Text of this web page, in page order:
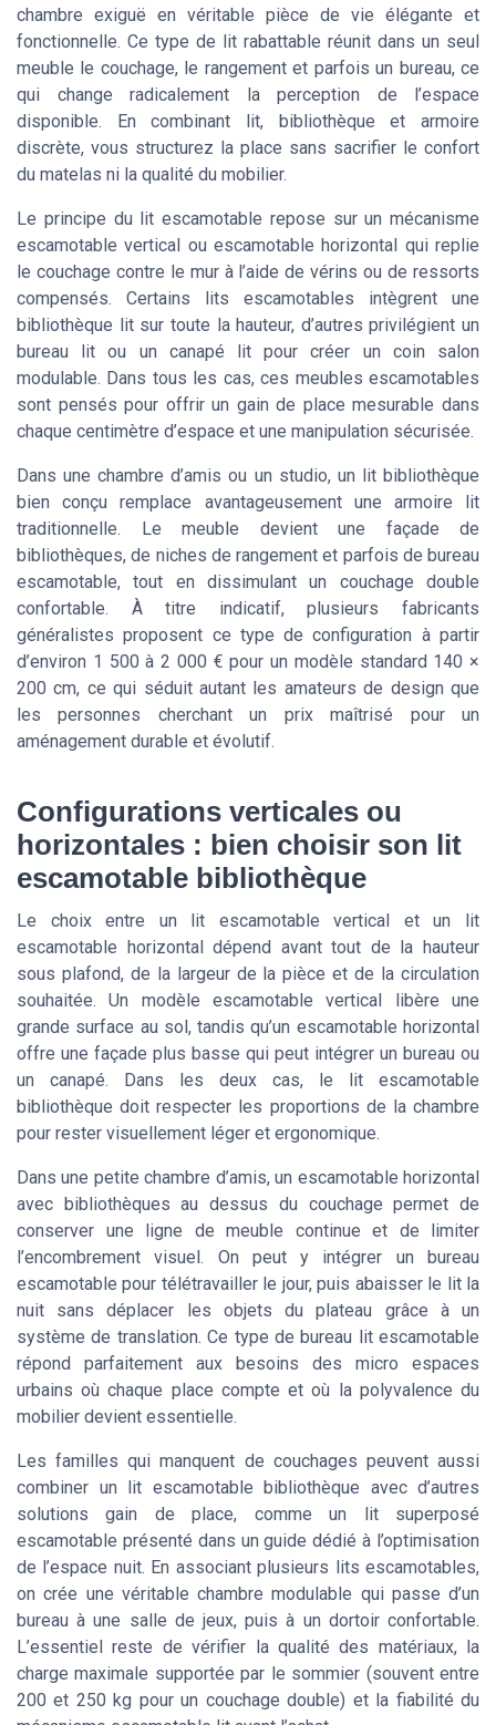
chambre exiguë en véritable pièce de vie élégante et
fonctionnelle. Ce type de lit rabattable réunit dans un seul
meuble le couchage, le rangement et parfois un bureau, ce
qui change radicalement la perception de l’espace
disponible. En combinant lit, bibliothèque et armoire
discrète, vous structurez la place sans sacrifier le confort
du matelas ni la qualité du mobilier.
Le principe du lit escamotable repose sur un mécanisme
escamotable vertical ou escamotable horizontal qui replie
le couchage contre le mur à l’aide de vérins ou de ressorts
compensés. Certains lits escamotables intègrent une
bibliothèque lit sur toute la hauteur, d’autres privilégient un
bureau lit ou un canapé lit pour créer un coin salon
modulable. Dans tous les cas, ces meubles escamotables
sont pensés pour offrir un gain de place mesurable dans
chaque centimètre d’espace et une manipulation sécurisée.
Dans une chambre d’amis ou un studio, un lit bibliothèque
bien conçu remplace avantageusement une armoire lit
traditionnelle. Le meuble devient une façade de
bibliothèques, de niches de rangement et parfois de bureau
escamotable, tout en dissimulant un couchage double
confortable. À titre indicatif, plusieurs fabricants
généralistes proposent ce type de configuration à partir
d’environ 1 500 à 2 000 € pour un modèle standard 140 ×
200 cm, ce qui séduit autant les amateurs de design que
les personnes cherchant un prix maîtrisé pour un
aménagement durable et évolutif.
Configurations verticales ou
horizontales : bien choisir son lit
escamotable bibliothèque
Le choix entre un lit escamotable vertical et un lit
escamotable horizontal dépend avant tout de la hauteur
sous plafond, de la largeur de la pièce et de la circulation
souhaitée. Un modèle escamotable vertical libère une
grande surface au sol, tandis qu’un escamotable horizontal
offre une façade plus basse qui peut intégrer un bureau ou
un canapé. Dans les deux cas, le lit escamotable
bibliothèque doit respecter les proportions de la chambre
pour rester visuellement léger et ergonomique.
Dans une petite chambre d’amis, un escamotable horizontal
avec bibliothèques au dessus du couchage permet de
conserver une ligne de meuble continue et de limiter
l’encombrement visuel. On peut y intégrer un bureau
escamotable pour télétravailler le jour, puis abaisser le lit la
nuit sans déplacer les objets du plateau grâce à un
système de translation. Ce type de bureau lit escamotable
répond parfaitement aux besoins des micro espaces
urbains où chaque place compte et où la polyvalence du
mobilier devient essentielle.
Les familles qui manquent de couchages peuvent aussi
combiner un lit escamotable bibliothèque avec d’autres
solutions gain de place, comme un lit superposé
escamotable présenté dans un guide dédié à l’optimisation
de l’espace nuit. En associant plusieurs lits escamotables,
on crée une véritable chambre modulable qui passe d’un
bureau à une salle de jeux, puis à un dortoir confortable.
L’essentiel reste de vérifier la qualité des matériaux, la
charge maximale supportée par le sommier (souvent entre
200 et 250 kg pour un couchage double) et la fiabilité du